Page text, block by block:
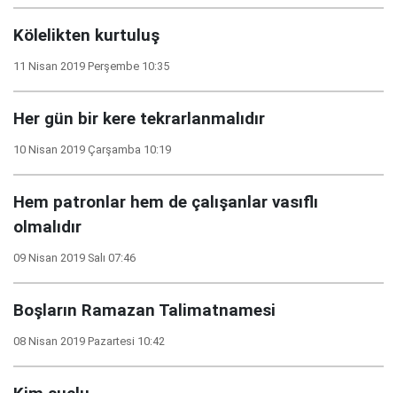
Kölelikten kurtuluş
11 Nisan 2019 Perşembe 10:35
Her gün bir kere tekrarlanmalıdır
10 Nisan 2019 Çarşamba 10:19
Hem patronlar hem de çalışanlar vasıflı
olmalıdır
09 Nisan 2019 Salı 07:46
Boşların Ramazan Talimatnamesi
08 Nisan 2019 Pazartesi 10:42